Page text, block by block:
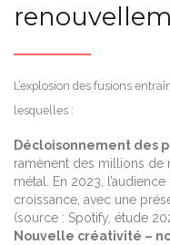
L’explosion des fusions
lesquelles :
Décloisonnement des
ramènent des millions de
métal. En 2023,
croissance, avec une
(source : Spotify, étude
Nouvelle créativité –